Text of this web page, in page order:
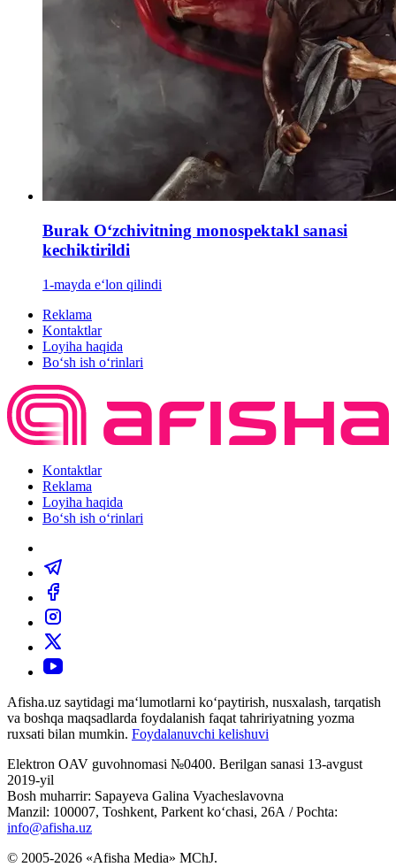
Burak Oʻzchivitning monospektakl sanasi
kechiktirildi
1-mayda e‘lon qilindi
Reklama
Kontaktlar
Loyiha haqida
Bo‘sh ish o‘rinlari
Kontaktlar
Reklama
Loyiha haqida
Bo‘sh ish o‘rinlari
Afisha.uz saytidagi ma‘lumotlarni ko‘paytirish, nusxalash, tarqatish
va boshqa maqsadlarda foydalanish faqat tahririyatning yozma
ruxsati bilan mumkin. Foydalanuvchi kelishuvi
Elektron OAV guvohnomasi №0400. Berilgan sanasi 13-avgust
2019-yil
Bosh muharrir: Sapayeva Galina Vyacheslavovna
Manzil: 100007, Toshkent, Parkent ko‘chasi, 26А / Pochta:
info@afisha.uz
© 2005-2026 «Afisha Media» MChJ.